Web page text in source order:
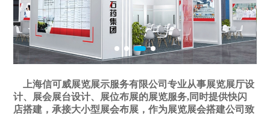
上海信可威展览展示服务有限公司专业从事展览展厅设
计、展会展台设计、展位布展的展览服务,同时提供快闪
店搭建，承接大小型展会布展，作为展览展会搭建公司致